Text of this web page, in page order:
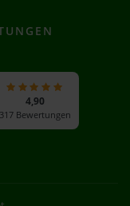
4,90
317 Bewertungen